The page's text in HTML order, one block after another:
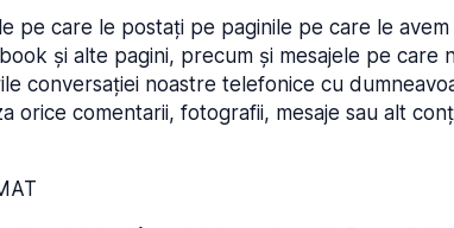
pe care le postați pe paginile pe care le
și alte pagini, precum și mesajele pe care
conversației noastre telefonice cu
orice comentarii, fotografii, mesaje sau alt